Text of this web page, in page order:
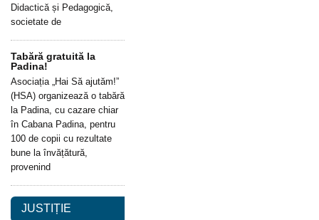
Didactică și Pedagogică,
societate de
Tabără gratuită la
Padina!
Asociația „Hai Să ajutăm!”
(HSA) organizează o tabără
la Padina, cu cazare chiar
în Cabana Padina, pentru
100 de copii cu rezultate
bune la învățătură,
provenind
JUSTIȚIE